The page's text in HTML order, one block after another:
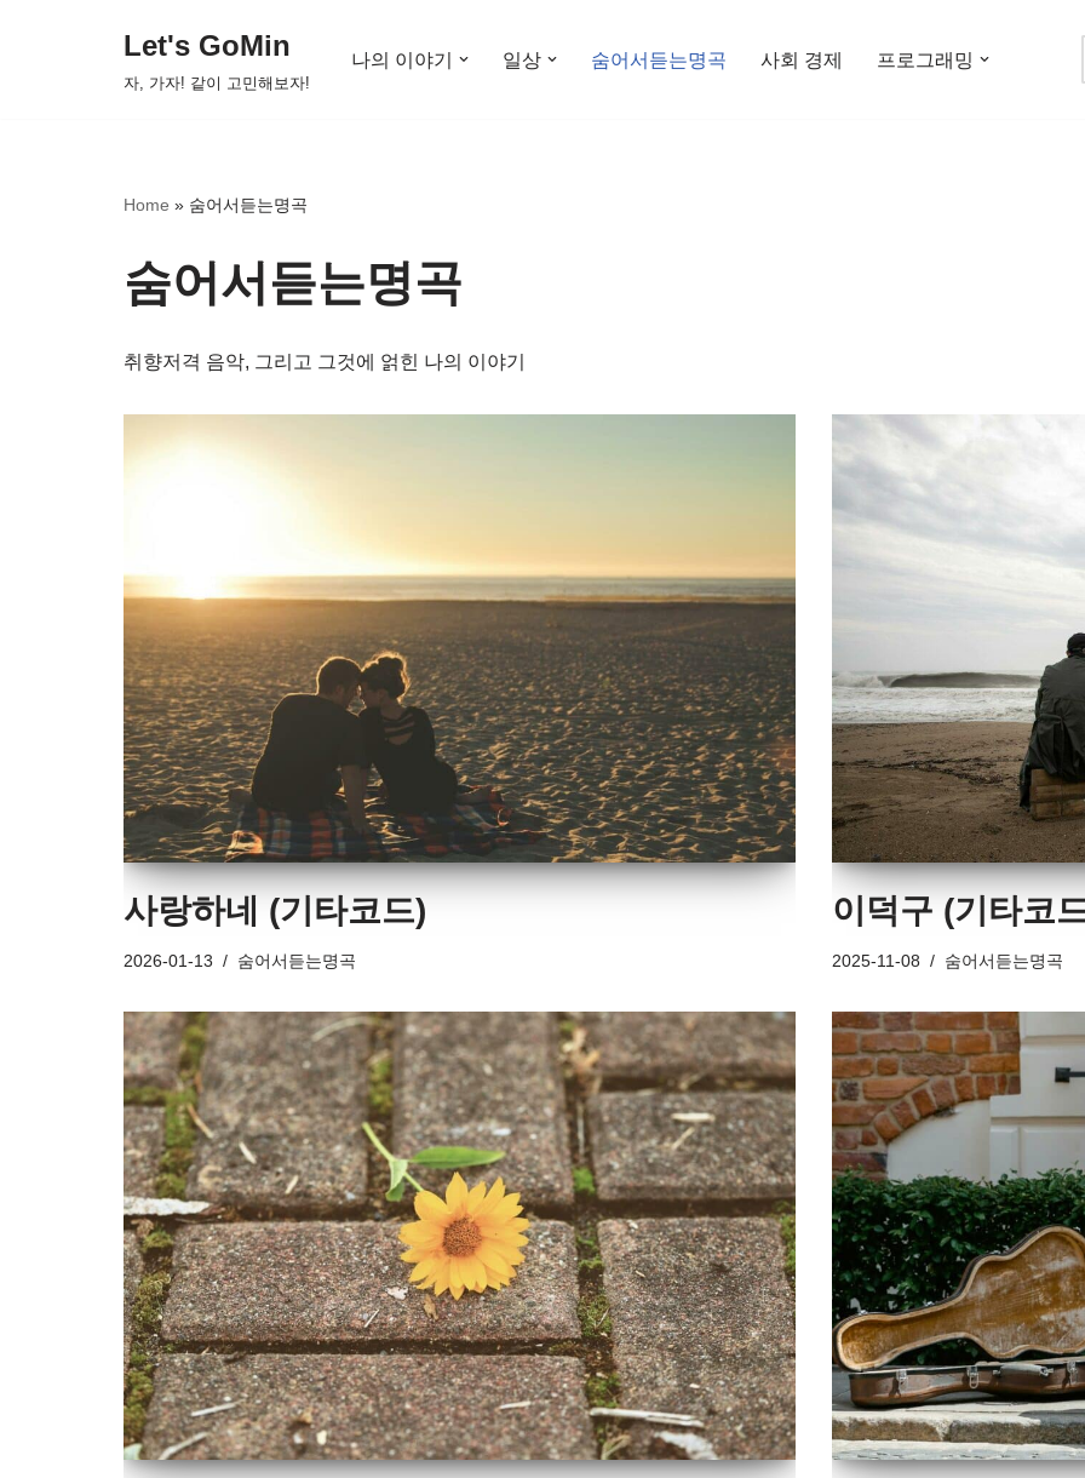
Let's GoMin
자, 가자! 같이 고민해보자!
나의 이야기 일상 숨어서듣는명곡 사회 경제 프로그래밍
Home » 숨어서듣는명곡
숨어서듣는명곡
취향저격 음악, 그리고 그것에 얽힌 나의 이야기
사랑하네 (기타코드)
2026-01-13 숨어서듣는명곡
이덕구 (기타코
2025-11-08 숨어서듣는명곡